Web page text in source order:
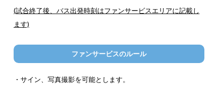
(試合終了後、バス出発時刻はファンサービスエリアに記載し
ます)
ファンサービスのルール
・サイン、写真撮影を可能とします。